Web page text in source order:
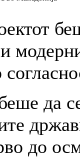
да
до